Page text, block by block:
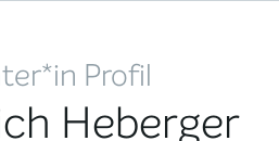
Profil
Heberger